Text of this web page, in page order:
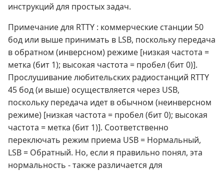
инструкций для простых задач.
Примечание для RTTY : коммерческие станции 50
бод или выше принимать в LSB, поскольку передача
в обратном (инверсном) режиме [низкая частота =
метка (бит 1); высокая частота = пробел (бит 0)].
Прослушивание любительских радиостанций RTTY
45 бод (и выше) осуществляется через USB,
поскольку передача идет в обычном (неинверсном
режиме) [низкая частота = пробел (бит 0); высокая
частота = метка (бит 1)]. Соответственно
переключать режим приема USB = Нормальный,
LSB = Обратный. Но, если я правильно понял, эта
нормальность - также различается для